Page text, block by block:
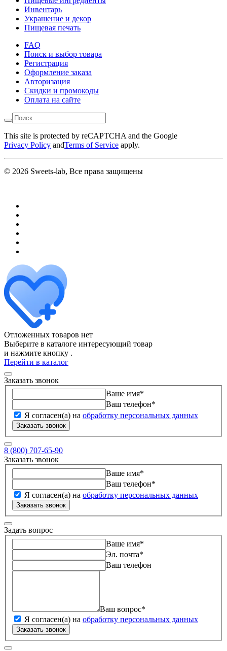
Инвентарь
Украшение и декор
Пищевая печать
FAQ
Поиск и выбор товара
Регистрация
Оформление заказа
Авторизация
Скидки и промокоды
Оплата на сайте
This site is protected by reCAPTCHA and the Google
Privacy Policy andTerms of Service apply.
© 2026 Sweets-lab, Все права защищены
Отложенных товаров нет
Выберите в каталоге интересующий товар
и нажмите кнопку .
Перейти в каталог
Заказать звонок
Ваше имя*
Ваш телефон*
Я согласен(а) на обработку персональных данных
Заказать звонок
8 (800) 707-65-90
Заказать звонок
Ваше имя*
Ваш телефон*
Я согласен(а) на обработку персональных данных
Заказать звонок
Задать вопрос
Ваше имя*
Эл. почта*
Ваш телефон
Ваш вопрос*
Я согласен(а) на обработку персональных данных
Заказать звонок